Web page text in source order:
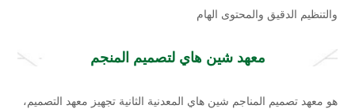
والتنظيم الدقيق والمحتوى الهام
معهد شين هاي لتصميم المنجم
هو معهد تصميم المناجم شين هاي المعدنية الثانية تجهيز معهد التصميم،